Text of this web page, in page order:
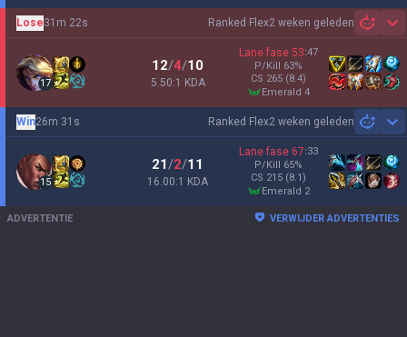
Ranked Flex2 weken geleden
Lose31m 22s
17
12/4/10
5.50:1 KDA
Lane fase 53:47
P/Kill 63%
CS 265 (8.4)
emerald 4
Ranked Flex2 weken geleden
Win26m 31s
15
21/2/11
16.00:1 KDA
Lane fase 67:33
P/Kill 65%
CS 215 (8.1)
emerald 2
ADVERTENTIE VERWIJDER ADVERTENTIES